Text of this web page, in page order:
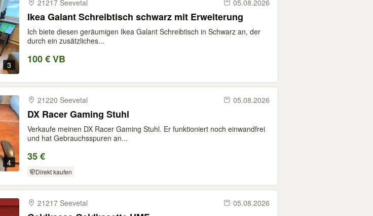
3
21217 Seevetal 05.08.2026
Ikea Galant Schreibtisch schwarz mit Erweiterung
Ich biete diesen geräumigen Ikea Galant Schreibtisch in Schwarz an, der
durch ein zusätzliches...
100 € VB
4
21220 Seevetal 05.08.2026
DX Racer Gaming Stuhl
Verkaufe meinen DX Racer Gaming Stuhl. Er funktioniert noch einwandfrei
und hat Gebrauchsspuren an...
35 €
Direkt kaufen
21217 Seevetal 05.08.2026